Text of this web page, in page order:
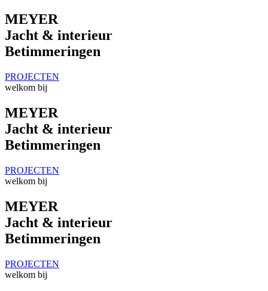
MEYER
Jacht & interieur
Betimmeringen
PROJECTEN
welkom bij
MEYER
Jacht & interieur
Betimmeringen
PROJECTEN
welkom bij
MEYER
Jacht & interieur
Betimmeringen
PROJECTEN
welkom bij